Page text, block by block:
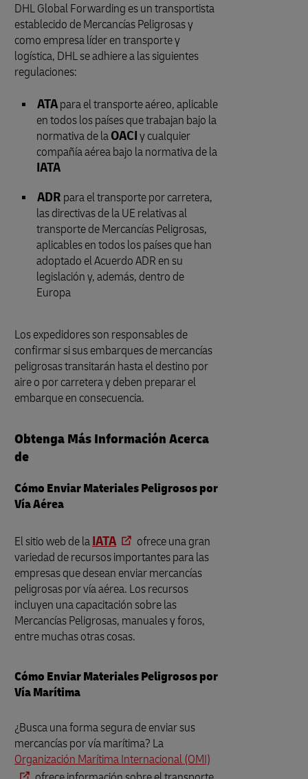
DHL Global Forwarding es un transportista
establecido de Mercancías Peligrosas y
como empresa líder en transporte y
logística, DHL se adhiere a las siguientes
regulaciones:
ATApara el transporte aéreo, aplicable
en todos los países que trabajan bajo la
normativa de laOACIy cualquier
compañía aérea bajo la normativa de la
IATA
ADR para el transporte por carretera,
las directivas de la UE relativas al
transporte de Mercancías Peligrosas,
aplicables en todos los países que han
adoptado el Acuerdo ADR en su
legislación y, además, dentro de
Europa
Los expedidores son responsables de
confirmar si sus embarques de mercancías
peligrosas transitarán hasta el destino por
aire o por carretera y deben preparar el
embarque en consecuencia.
Obtenga Más Información Acerca
de
Cómo Enviar Materiales Peligrosos por
Vía Aérea
El sitio web de laIATA
ofrece una gran
variedad de recursos importantes para las
empresas que desean enviar mercancías
peligrosas por vía aérea. Los recursos
incluyen una capacitación sobre las
Mercancías Peligrosas, manuales y foros,
entre muchas otras cosas.
Cómo Enviar Materiales Peligrosos por
Vía Marítima
¿Busca una forma segura de enviar sus
mercancías por vía marítima? La
Organización Marítima Internacional (OMI)